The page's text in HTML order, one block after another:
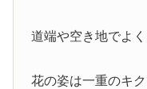
道端や空き地でよく
花の姿は一重のキ